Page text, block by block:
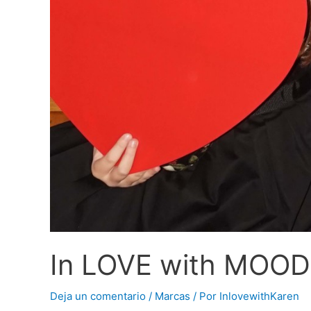
In LOVE with
Deja un comentario / Marcas / Por InlovewithKaren